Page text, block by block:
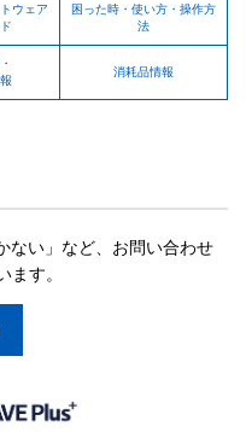
ウェア
困った時・使い方・操作方
法
消耗品情報
ない」など、お問い合わせ
ます。